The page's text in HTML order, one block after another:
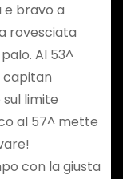
e bravo a
rovesciata
Al 53^
capitan
sul limite
al 57^ mette
con la giusta